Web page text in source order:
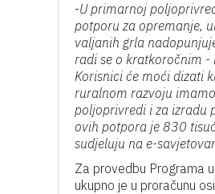
-U primarnoj
potporu za opremanje,
valjanih grla
radi se o kratkoročnim -
Korisnici će moći dizati
ruralnom razvoju
poljoprivredi i za izradu
ovih potpora je 830
sudjeluju na e-
Za provedbu Programa
ukupno je u proračunu